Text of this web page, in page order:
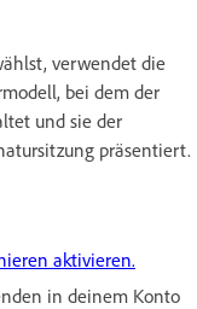
verwendet die
bei dem der
und sie der
präsentiert.
aktivieren.
in deinem Konto